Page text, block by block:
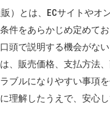
）とは、ECサイトや
件をあらかじめ定めて
頭で説明する機会がな
、販売価格、支払方法
ブルになりやすい事項
理解したうえで、安心